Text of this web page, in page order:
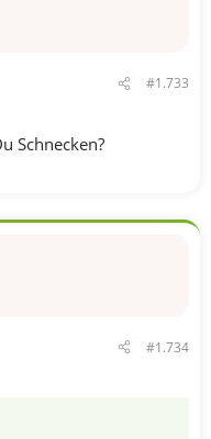
#1.733
Schnecken?
#1.734